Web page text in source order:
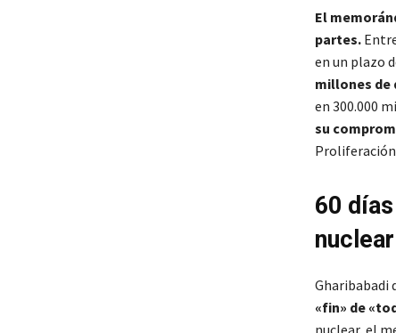
El
partes.
en un plazo
millones de
en 300.000
su
60
Gharibabadi
«fin» de